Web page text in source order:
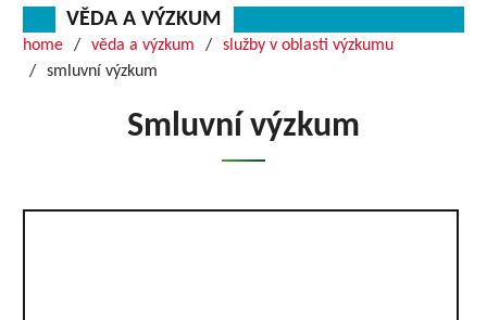
VĚDA A VÝZKUM
home věda a výzkum
služby v oblasti výzkumu
smluvní výzkum
Smluvní výzkum